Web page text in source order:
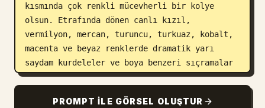
kısmında çok renkli mücevherli bir kolye
olsun. Etrafında dönen canlı kızıl,
vermilyon, mercan, turuncu, turkuaz, kobalt,
macenta ve beyaz renklerde dramatik yarı
saydam kurdeleler ve boya benzeri sıçramalar
ekleyerek patlayıcı bir çiçekli başlık ve
bir stüdyo fonu, parlak yüksek anahtar
PROMPT ILE GÖRSEL OLUŞTUR